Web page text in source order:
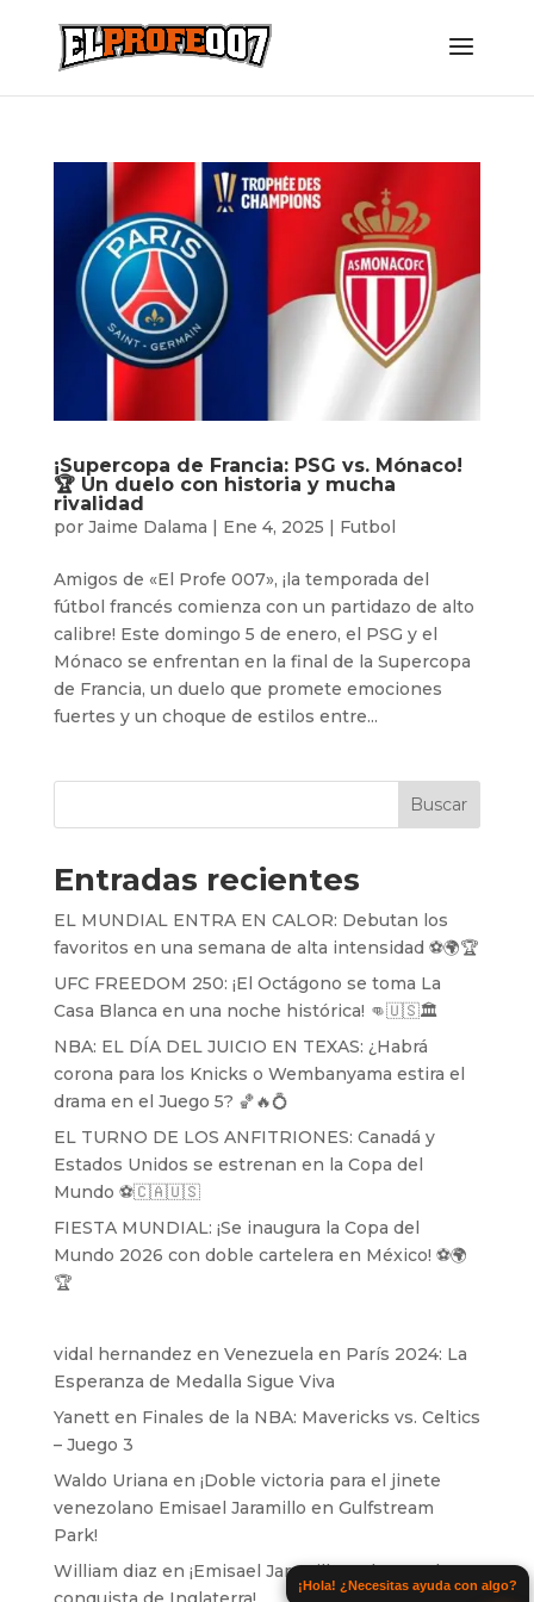
¡Supercopa de Francia: PSG vs. Mónaco!
🏆 Un duelo con historia y mucha
rivalidad
por Jaime Dalama | Ene 4, 2025 | Futbol
Amigos de «El Profe 007», ¡la temporada del
fútbol francés comienza con un partidazo de alto
calibre! Este domingo 5 de enero, el PSG y el
Mónaco se enfrentan en la final de la Supercopa
de Francia, un duelo que promete emociones
fuertes y un choque de estilos entre...
Buscar
Entradas recientes
EL MUNDIAL ENTRA EN CALOR: Debutan los
favoritos en una semana de alta intensidad ⚽️🌍🏆
UFC FREEDOM 250: ¡El Octágono se toma La
Casa Blanca en una noche histórica! 👊🇺🇸🏛️
NBA: EL DÍA DEL JUICIO EN TEXAS: ¿Habrá
corona para los Knicks o Wembanyama estira el
drama en el Juego 5? 🏀🔥💍
EL TURNO DE LOS ANFITRIONES: Canadá y
Estados Unidos se estrenan en la Copa del
Mundo ⚽️🇨🇦🇺🇸
FIESTA MUNDIAL: ¡Se inaugura la Copa del
Mundo 2026 con doble cartelera en México! ⚽️🌍
🏆
vidal hernandez en Venezuela en París 2024: La
Esperanza de Medalla Sigue Viva
Yanetten Finales de la NBA: Mavericks vs. Celtics
– Juego 3
Waldo Uriana en ¡Doble victoria para el jinete
venezolano Emisael Jaramillo en Gulfstream
Park!
William diaz en ¡Emisael Jaramillo se lanza a la
¡Hola! ¿Necesitas ayuda con algo?